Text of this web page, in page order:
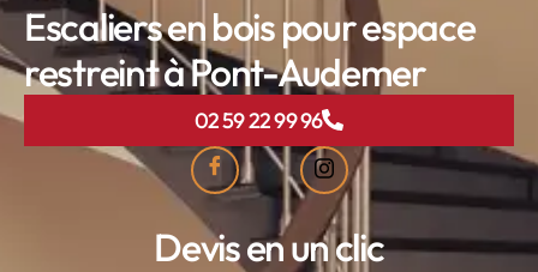
Escaliers en bois pour espace
restreint à Pont-Audemer
02 59 22 99 96
Devis en un clic